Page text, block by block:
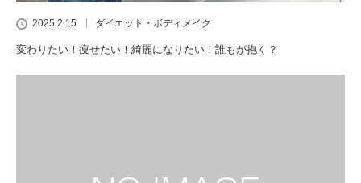
2025.2.15 ダイエット・ボディメイク
変わりたい！痩せたい！綺麗になりたい！誰もが抱く？